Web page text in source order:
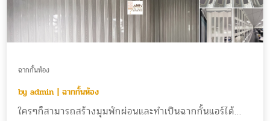
ฉากกั้นห้อง
byadmin |ฉากกั้นห้อง
ใครๆก็สามารถสร้างมุมพักผ่อนและทำเป็นฉากกั้นแอร์ได้...